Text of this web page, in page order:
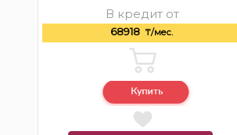
В кредит от
68918 ₸/мес.